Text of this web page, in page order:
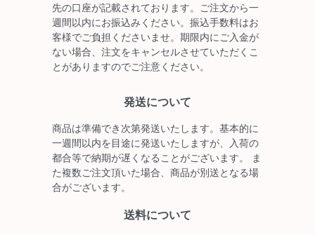
先の口座が記載されております。ご注文から一
週間以内にお振込みください。振込手数料はお
客様でご負担くださいませ。期限内にご入金が
ない場合、注文をキャンセルさせていただくこ
とがありますのでご注意ください。
発送について
商品は準備でき次第発送いたします。基本的に
一週間以内を目途に発送いたしますが、入荷の
都合等で納期が遅くなることがございます。 ま
た複数ご注文頂いた場合、商品が別送となる場
合がございます。
送料について